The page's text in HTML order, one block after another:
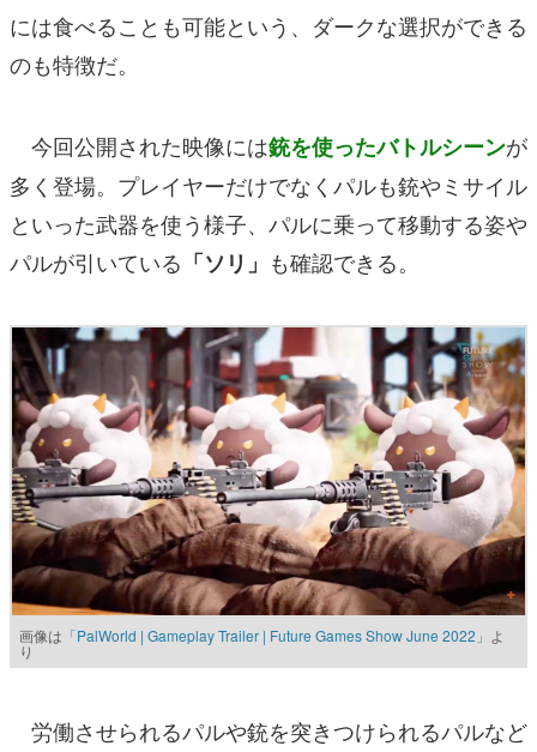
には食べることも可能という、ダークな選択ができる
のも特徴だ。
今回公開された映像には銃を使ったバトルシーンが
多く登場。プレイヤーだけでなくパルも銃やミサイル
といった武器を使う様子、パルに乗って移動する姿や
パルが引いている 「ソリ」 も確認できる。
画像は 「PalWorld | Gameplay Trailer | Future Games Show June 2022」 よ
り
労働させられるパルや銃を突きつけられるパルなど